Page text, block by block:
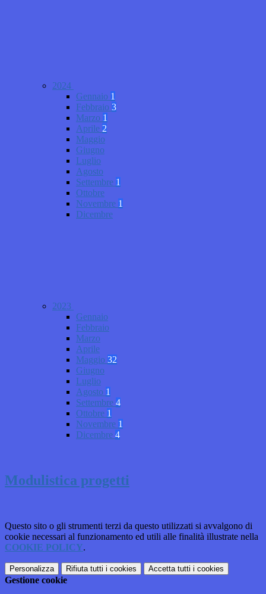
2024
Gennaio 1
Febbraio 3
Marzo 1
Aprile 2
Maggio
Giugno
Luglio
Agosto
Settembre 1
Ottobre
Novembre 1
Dicembre
2023
Gennaio
Febbraio
Marzo
Aprile
Maggio 32
Giugno
Luglio
Agosto 1
Settembre 4
Ottobre 1
Novembre 1
Dicembre 4
Modulistica progetti
Questo sito o gli strumenti terzi da questo utilizzati si avvalgono di
cookie necessari al funzionamento ed utili alle finalità illustrate nella
COOKIE POLICY.
Personalizza Rifiuta tutti i cookies Accetta tutti i cookies
Gestione cookie